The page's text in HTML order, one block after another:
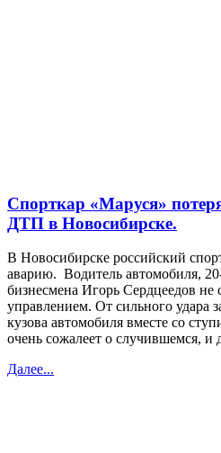
Спорткар «Маруся»
ДТП в Новосибирске.
В Новосибирске российский
аварию. Водитель автомобиля,
бизнесмена Игорь Сердцеедов не
управлением. От сильного удара
кузова автомобиля вместе со
очень сожалеет о случившемся, и
Далее...